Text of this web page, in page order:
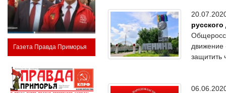
Газета Правда Приморья
русского
движение
защитить